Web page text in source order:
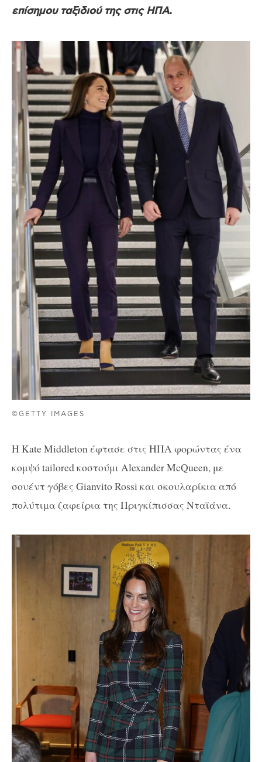
επίσημου ταξιδιού της στις ΗΠΑ.
©GETTY IMAGES
Η Kate Middleton έφτασε στις ΗΠΑ φορώντας ένα
κομψό tailored κοστούμι Alexander McQueen, με
σουέντ γόβες Gianvito Rossi και σκουλαρίκια από
πολύτιμα ζαφείρια της Πριγκίπισσας Νταϊάνα.